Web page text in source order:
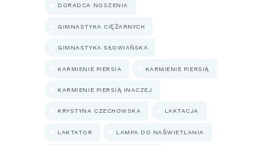
DORADCA NOSZENIA
GIMNASTYKA CIĘŻARNYCH
GIMNASTYKA SŁOWIAŃSKA
KARMIENIE PIERSIA KARMIENIE PIERSIĄ
KARMIENIE PIERSIĄ INACZEJ
KRYSTYNA CZECHOWSKA LAKTACJA
LAKTATOR LAMPA DO NAŚWIETLANIA